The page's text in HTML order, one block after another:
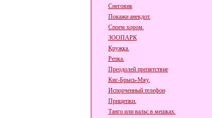
Снеговик
Покажи анекдот.
Споем хором.
ЗООПАРК
Кружка.
Репка.
Преодолей препятствие
Кис-Брысь-Мяу.
Испорченный телефон
Прищепки.
Танго или вальс в мешках.